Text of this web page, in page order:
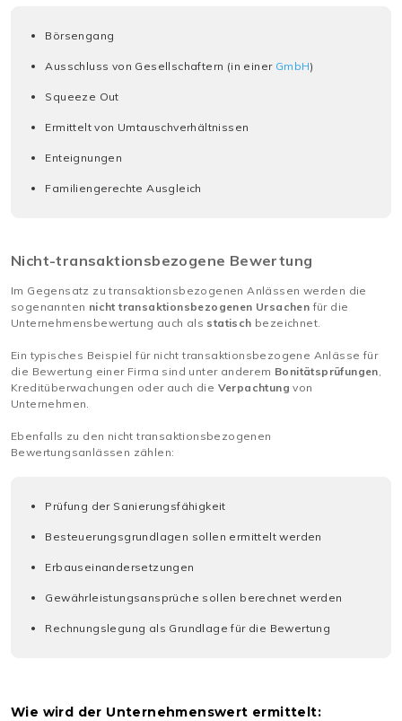
Börsengang
Ausschluss von Gesellschaftern (in einer GmbH)
Squeeze Out
Ermittelt von Umtauschverhältnissen
Enteignungen
Familiengerechte Ausgleich
Nicht-transaktionsbezogene Bewertung
Im Gegensatz zu transaktionsbezogenen Anlässen werden die
sogenannten nicht transaktionsbezogenen Ursachen für die
Unternehmensbewertung auch als statisch bezeichnet.
Ein typisches Beispiel für nicht transaktionsbezogene Anlässe für
die Bewertung einer Firma sind unter anderem Bonitätsprüfungen
Kreditüberwachungen oder auch die Verpachtung von
Unternehmen.
Ebenfalls zu den nicht transaktionsbezogenen
Bewertungsanlässen zählen:
Prüfung der Sanierungsfähigkeit
Besteuerungsgrundlagen sollen ermittelt werden
Erbauseinandersetzungen
Gewährleistungsansprüche sollen berechnet werden
Rechnungslegung als Grundlage für die Bewertung
Wie wird der Unternehmenswert ermittelt: